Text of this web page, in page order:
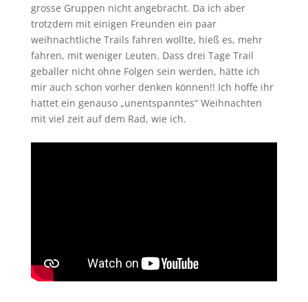
grosse Gruppen nicht angebracht. Da ich aber
trotzdem mit einigen Freunden ein paar
weihnachtliche Trails fahren wollte, hieß es, mehr
fahren, mit weniger Leuten. Dass drei Tage Trail
geballer nicht ohne Folgen sein werden, hätte ich
mir auch schon vorher denken können!! Ich hoffe ihr
hattet ein genauso „unentspanntes“ Weihnachten
mit viel zeit auf dem Rad, wie ich.